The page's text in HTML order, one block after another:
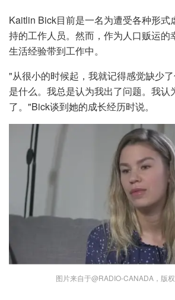
Kaitlin Bick目前是一名为遭受各种形式
持的工作人员。然而，作为人口贩运的
生活经验带到工作中。
"从很小的时候起，我就记得感觉缺少
是什么。我总是认为我出了问题。我认
了。"Bick谈到她的成长经历时说。
图片来自于@RADIO-CANADA，版